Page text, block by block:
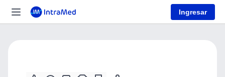
Ingresar